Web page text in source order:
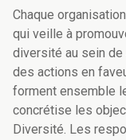
Chaque
qui veille à
diversité au sein
des actions en
forment ensemble
concrétise les
Diversité. Les